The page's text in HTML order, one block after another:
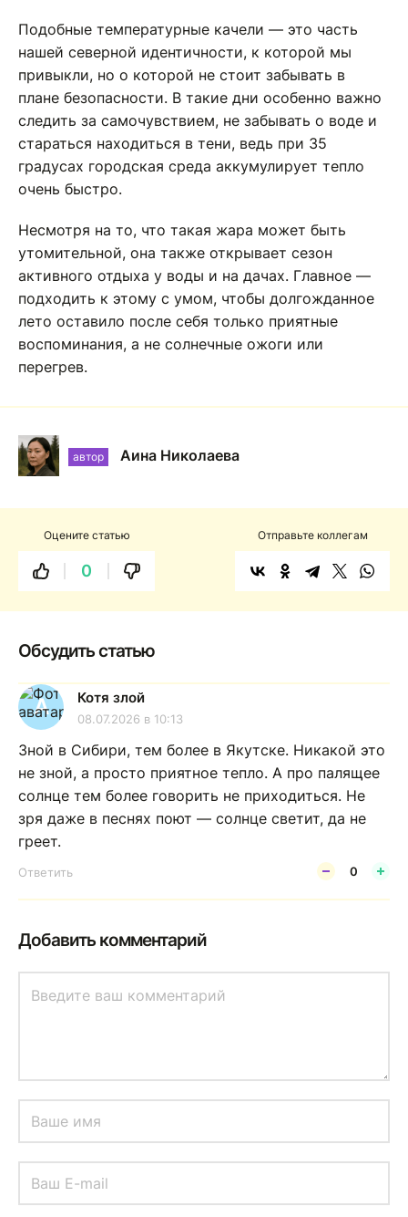
Подобные температурные качели — это часть
нашей северной идентичности, к которой мы
привыкли, но о которой не стоит забывать в
плане безопасности. В такие дни особенно важно
следить за самочувствием, не забывать о воде и
стараться находиться в тени, ведь при 35
градусах городская среда аккумулирует тепло
очень быстро.
Несмотря на то, что такая жара может быть
утомительной, она также открывает сезон
активного отдыха у воды и на дачах. Главное —
подходить к этому с умом, чтобы долгожданное
лето оставило после себя только приятные
воспоминания, а не солнечные ожоги или
перегрев.
автор Аина Николаева
Оцените статью
0
Отправьте коллегам
Обсудить статью
A Котя злой
08.07.2026 в 10:13
Зной в Сибири, тем более в Якутске. Никакой это
не зной, а просто приятное тепло. А про палящее
солнце тем более говорить не приходиться. Не
зря даже в песнях поют — солнце светит, да не
греет.
Ответить 0
Добавить комментарий